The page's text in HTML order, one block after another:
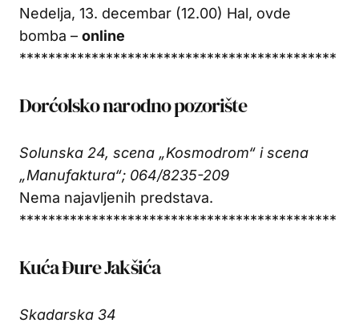
Nedelja, 13. decembar (12.00) Hal, ovde
bomba – online
********************************************
Dorćolsko narodno pozorište
Solunska 24, scena „Kosmodrom“ i scena
„Manufaktura“; 064/8235-209
Nema najavljenih predstava.
********************************************
Kuća Đure Jakšića
Skadarska 34